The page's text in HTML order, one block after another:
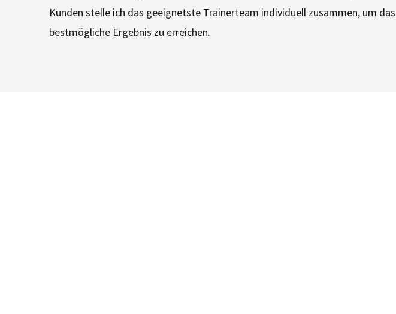
Kunden stelle ich das geeignetste Trainerteam individuell zusammen, um das
bestmögliche Ergebnis zu erreichen.